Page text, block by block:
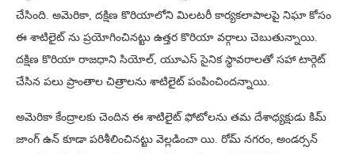
చేసింది. అమెరికా, దక్షిణ కొరియాలోని మిలటరీ కార్యకలాపాలపై నిఘా కోసం
ఈ శాటిలైట్ ను ప్రయోగించినట్టు ఉత్తర కొరియా వర్గాలు చెబుతున్నాయి.
దక్షిణ కొరియా రాజధాని సియోల్, యూఎస్ సైనిక స్థావరాలతో సహా టార్గెట్
చేసిన పలు ప్రాంతాల చిత్రాలను శాటిలైట్ పంపించిందన్నాయి.
అమెరికా కేంద్రాల‌కు చెందిన ఈ శాటిలైట్ ఫోటోలను తమ దేశాధ్యక్షుడు కిమ్
జాంగ్ ఉన్ కూడా పరిశీలించినట్టు వెల్లడించా యి. రోమ్ న‌గ‌రం, అండ‌ర్స‌న్